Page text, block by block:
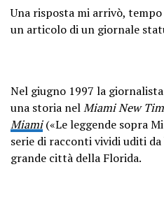
Una risposta mi arrivò,
un articolo di un giornale
Nel giugno 1997 la
una storia nelMiami New
Miami(«Le leggende sopra
serie di racconti vividi uditi
grande città della Florida.